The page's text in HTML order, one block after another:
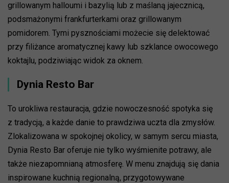
grillowanym halloumi i bazylią lub z maślaną jajecznicą,
podsmażonymi frankfurterkami oraz grillowanym
pomidorem. Tymi pysznościami możecie się delektować
przy filiżance aromatycznej kawy lub szklance owocowego
koktajlu, podziwiając widok za oknem.
Dynia Resto Bar
To urokliwa restauracja, gdzie nowoczesność spotyka się
z tradycją, a każde danie to prawdziwa uczta dla zmysłów.
Zlokalizowana w spokojnej okolicy, w samym sercu miasta,
Dynia Resto Bar oferuje nie tylko wyśmienite potrawy, ale
także niezapomnianą atmosferę. W menu znajdują się dania
inspirowane kuchnią regionalną, przygotowywane